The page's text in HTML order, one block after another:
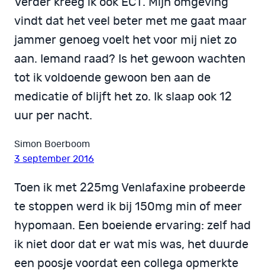
vindt dat het veel beter met me gaat maar
jammer genoeg voelt het voor mij niet zo
aan. Iemand raad? Is het gewoon wachten
tot ik voldoende gewoon ben aan de
medicatie of blijft het zo. Ik slaap ook 12
uur per nacht.
Simon Boerboom
3 september 2016
Toen ik met 225mg Venlafaxine probeerde
te stoppen werd ik bij 150mg min of meer
hypomaan. Een boeiende ervaring: zelf had
ik niet door dat er wat mis was, het duurde
een poosje voordat een collega opmerkte